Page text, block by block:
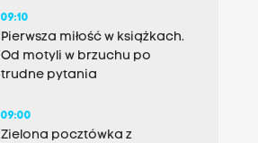
09:10
Pierwsza miłość w książkach.
Od motyli w brzuchu po
trudne pytania
09:00
Zielona pocztówka z